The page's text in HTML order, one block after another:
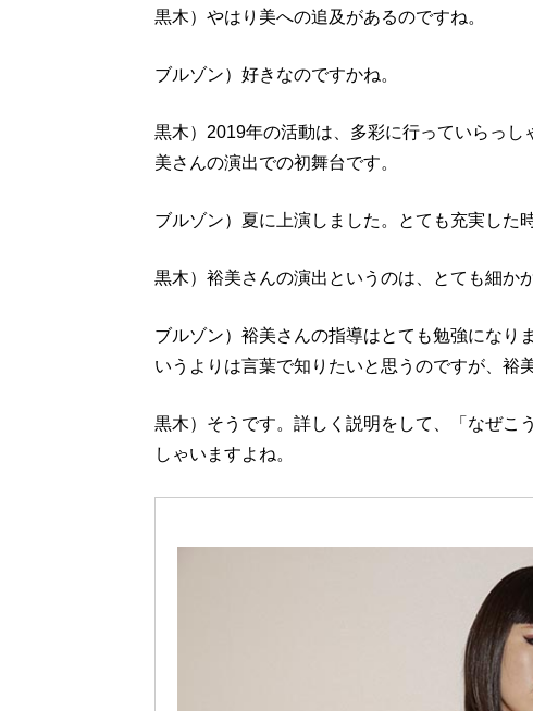
黒木）やはり美への追及があるのですね。
ブルゾン）好きなのですかね。
黒木）2019年の活動は、多彩に行っていらっ
美さんの演出での初舞台です。
ブルゾン）夏に上演しました。とても充実した
黒木）裕美さんの演出というのは、とても細か
ブルゾン）裕美さんの指導はとても勉強になり
いうよりは言葉で知りたいと思うのですが、裕
黒木）そうです。詳しく説明をして、「なぜこ
しゃいますよね。